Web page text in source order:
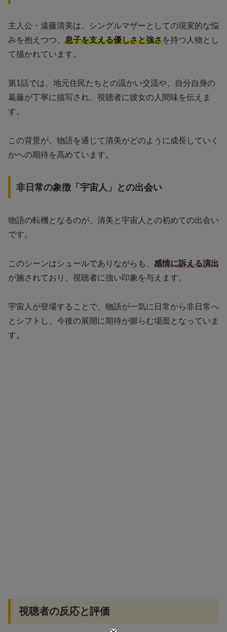
主人公・遠藤清美は、シングルマザーとしての現実的な悩
みを抱えつつ、 息子を支える優しさと強さを持つ人物とし
て描かれています。
第1話では、地元住民たちとの温かい交流や、自分自身の
葛藤が丁寧に描写され、視聴者に彼女の人間味を伝えま
す。
この背景が、物語を通じて清美がどのように成長していく
かへの期待を高めています。
非日常の象徴「宇宙人」との出会い
物語の転機となるのが、清美と宇宙人との初めての出会い
です。
このシーンはシュールでありながらも、 感情に訴える演出
が施されており、視聴者に強い印象を与えます。
宇宙人が登場することで、物語が一気に日常から非日常へ
とシフトし、今後の展開に期待が膨らむ場面となっていま
す。
視聴者の反応と評価